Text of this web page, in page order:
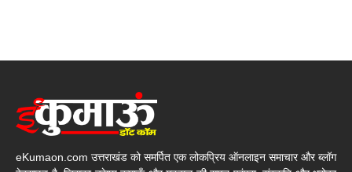
eKumaon.com उत्तराखंड को समर्पित एक लोकप्रिय ऑनलाइन समाचार और ब्लॉग